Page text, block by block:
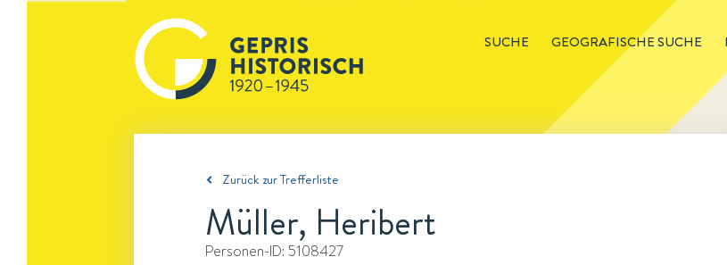
SUCHE GEOGRAFISCHE SUCHE
Zurück zur Trefferliste
Müller, Heribert
Personen-ID: 5108427